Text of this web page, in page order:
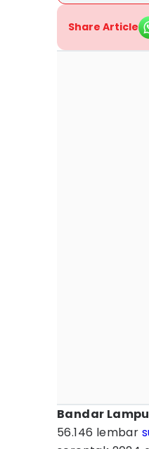
Share Article
Bandar
56.146 lembar